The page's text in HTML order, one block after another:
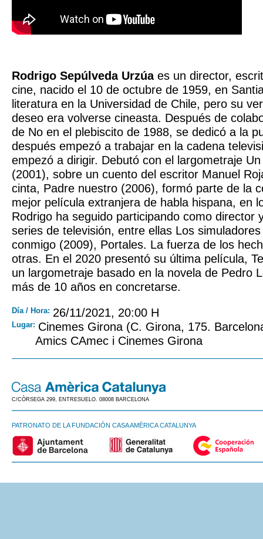
Rodrigo Sepúlveda Urzúaes un director,
cine, nacido el 10 de octubre de 1959, en
literatura en la Universidad de Chile, pero su
deseo era volverse cineasta. Después de
de No en el plebiscito de 1988, se dedicó a la
después empezó a trabajar en la cadena
empezó a dirigir. Debutó con el largometraje
(2001), sobre un cuento del escritor Manuel
cinta, Padre nuestro (2006), formó parte de la
mejor película extranjera de habla hispana, en
Rodrigo ha seguido participando como director
series de televisión, entre ellas Los
conmigo (2009), Portales. La fuerza de los
otras. En el 2020 presentó su última película,
un largometraje basado en la novela de Pedro
más de 10 años en concretarse.
Día / Hora: 26/11/2021, 20:00 H
Lugar: Cinemes Girona (C. Girona, 175.
Amics CAmec i Cinemes Girona
C/CÒRSEGA 299, ENTRESUELO. 08008 BARCELONA
PATRONATO DE LA FUNDACIÓN CASA AMÈRICA CATALUNYA